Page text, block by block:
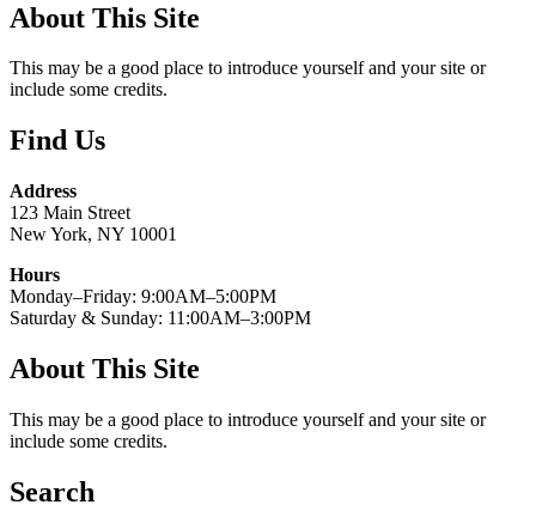
About This Site
This may be a good place to introduce yourself and your site or
include some credits.
Find Us
Address
123 Main Street
New York, NY 10001
Hours
Monday–Friday: 9:00AM–5:00PM
Saturday & Sunday: 11:00AM–3:00PM
About This Site
This may be a good place to introduce yourself and your site or
include some credits.
Search